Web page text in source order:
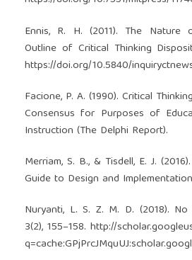
Ennis, R. H. (2011). The Nature
Outline of Critical Thinking
https://doi.org/10.5840/
Facione, P. A. (1990). Critical
Consensus for Purposes of
Instruction (The Delphi Report).
Merriam, S. B., & Tisdell, E. J.
Guide to Design and
Nuryanti, L. S. Z. M. D. (2018). No
3(2), 155–158.http://